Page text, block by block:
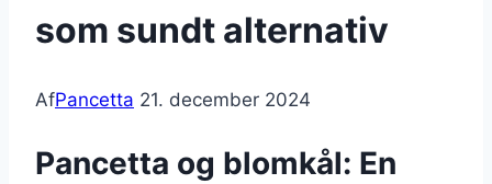
som sundt alternativ
AfPancetta 21. december 2024
Pancetta og blomkål: En